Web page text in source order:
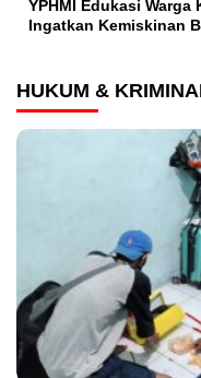
YPHMI Edukasi
Ingatkan Kemiskinan
HUKUM &